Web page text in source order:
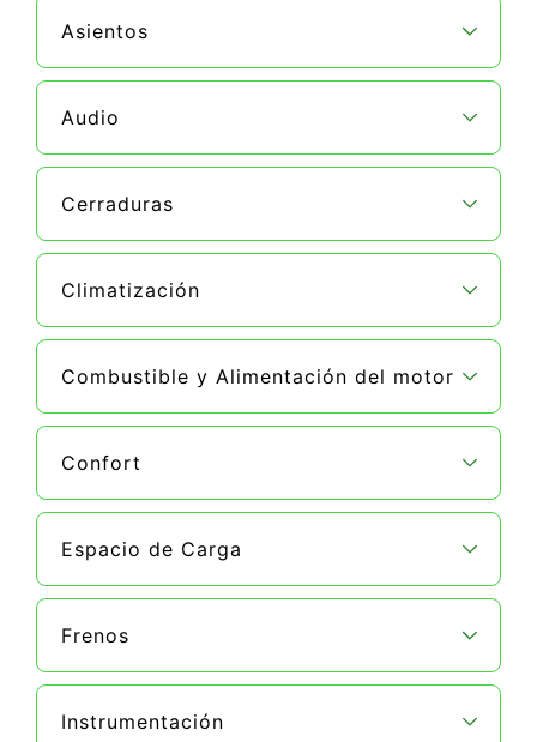
Asientos
Audio
Cerraduras
Climatización
Combustible y Alimentación del motor
Confort
Espacio de Carga
Frenos
Instrumentación